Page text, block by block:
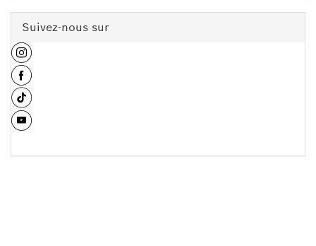
Suivez-nous sur